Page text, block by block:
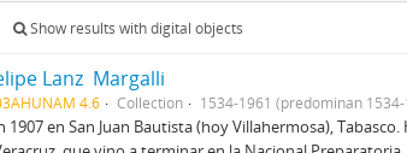
Show results with digital objects
Lanz Margalli
4.6 Collection 1534-1961 (predominan
1907 en San Juan Bautista (hoy Villahermosa),